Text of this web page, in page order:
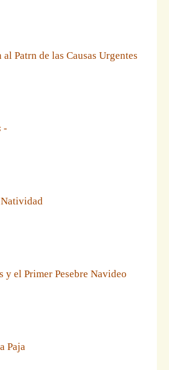
Patrn de las Causas Urgentes
-
y el Primer Pesebre Navideo
Paja